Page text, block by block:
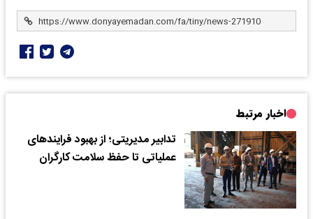
اخبار مرتبط
تدابیر مدیریتی؛ از بهبود فرایندهای
عملیاتی تا حفظ سلامت کارگران